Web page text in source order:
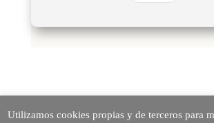
Utilizamos cookies propias y de terceros para